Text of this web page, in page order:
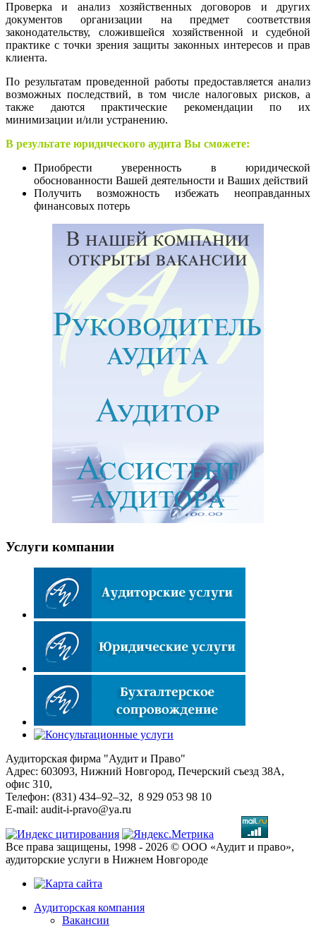
Проверка и анализ хозяйственных договоров и других
документов организации на предмет соответствия
законодательству, сложившейся хозяйственной и судебной
практике с точки зрения защиты законных интересов и прав
клиента.
По результатам проведенной работы предоставляется анализ
возможных последствий, в том числе налоговых рисков, а
также даются практические рекомендации по их
минимизации и/или устранению.
В результате юридического аудита Вы сможете:
Приобрести уверенность в юридической
обоснованности Вашей деятельности и Ваших действий
Получить возможность избежать неоправданных
финансовых потерь
Услуги компании
Аудиторская фирма "Аудит и Право"
Адрес: 603093, Нижний Новгород, Печерский съезд 38А,
офис 310,
Телефон: (831) 434–92–32, 8 929 053 98 10
E-mail: audit-i-pravo@ya.ru
Все права защищены, 1998 - 2026 © ООО «Аудит и право»,
аудиторские услуги в Нижнем Новгороде
Аудиторская компания
Вакансии